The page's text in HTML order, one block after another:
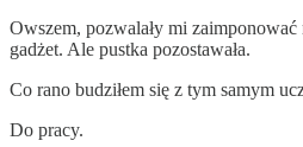
Owszem, pozwalały mi
gadżet. Ale pustka pozostawała.
Co rano budziłem się z tym samym
Do pracy.